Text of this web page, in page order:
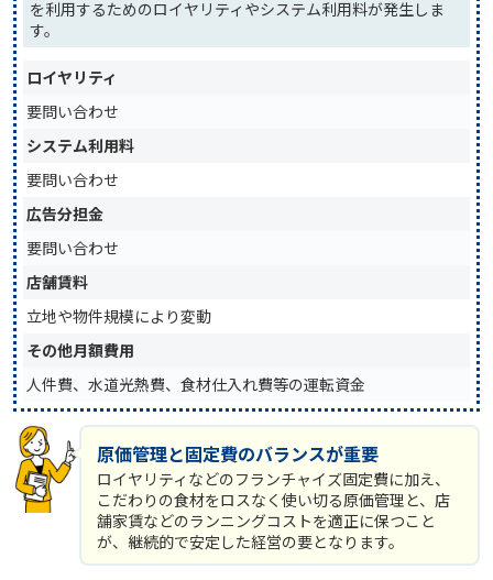
を利用するためのロイヤリティやシステム利用料が発生しま
す。
ロイヤリティ
要問い合わせ
システム利用料
要問い合わせ
広告分担金
要問い合わせ
店舗賃料
立地や物件規模により変動
その他月額費用
人件費、水道光熱費、食材仕入れ費等の運転資金
原価管理と固定費のバランスが重要
ロイヤリティなどのフランチャイズ固定費に加え、
こだわりの食材をロスなく使い切る原価管理と、店
舗家賃などのランニングコストを適正に保つこと
が、継続的で安定した経営の要となります。